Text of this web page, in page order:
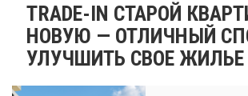
TRADE-IN СТАРОЙ
НОВУЮ — ОТЛИЧНЫЙ
УЛУЧШИТЬ СВОЕ ЖИЛЬЕ